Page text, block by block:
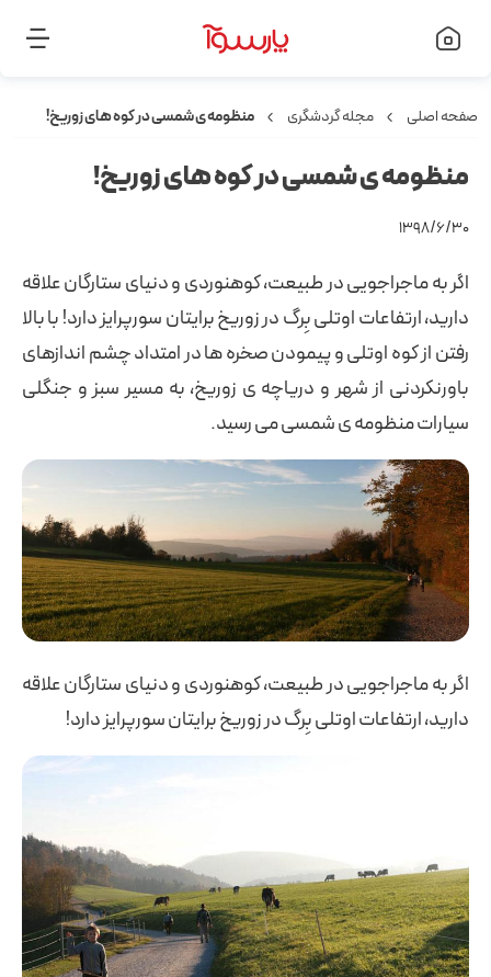
صفحه اصلی مجله گردشگری منظومه ی شمسی در کوه های زوریخ!
منظومه ی شمسی در کوه های زوریخ!
۱۳۹۸/۶/۳۰
اگر به ماجراجویی در طبیعت، کوهنوردی و دنیای ستارگان علاقه
دارید، ارتفاعات اوتلی بِرگ در زوریخ برایتان سورپرایز دارد! با بالا
رفتن از کوه اوتلی و پیمودن صخره ها در امتداد چشم اندازهای
باورنکردنی از شهر و دریاچه ی زوریخ، به مسیر سبز و جنگلی
سیارات منظومه ی شمسی می رسید.
اگر به ماجراجویی در طبیعت، کوهنوردی و دنیای ستارگان علاقه
دارید، ارتفاعات اوتلی بِرگ در زوریخ برایتان سورپرایز دارد!